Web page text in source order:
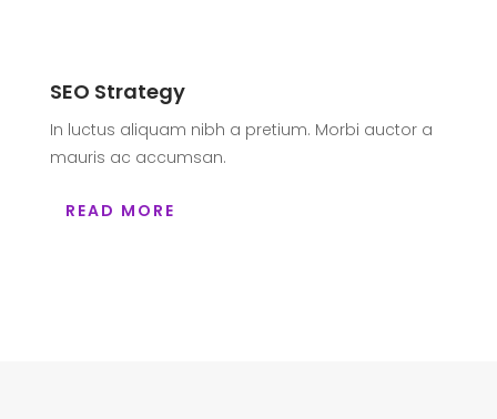
SEO Strategy
In luctus aliquam nibh a pretium. Morbi auctor a
mauris ac accumsan.
READ MORE